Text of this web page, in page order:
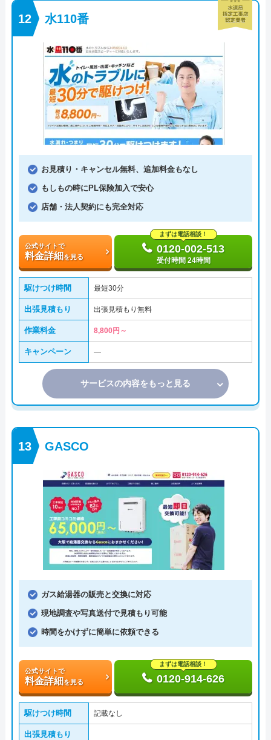
水110番
お見積り・キャンセル無料、追加料金もなし
もしもの時にPL保険加入で安心
店舗・法人契約にも完全対応
公式サイトで
料金詳細を見る
まずは電話相談！
0120-002-513
受付時間 24時間
駆けつけ時間 最短30分
出張見積もり 出張見積もり無料
作業料金 8,800円～
キャンペーン ―
サービスの内容をもっと見る
GASCO
ガス給湯器の販売と交換に対応
現地調査や写真送付で見積もり可能
時間をかけずに簡単に依頼できる
公式サイトで
料金詳細を見る
まずは電話相談！
0120-914-626
駆けつけ時間 記載なし
出張見積もり